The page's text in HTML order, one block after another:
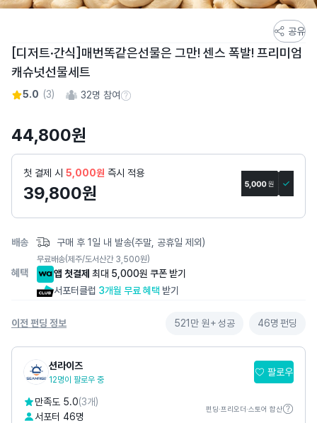
토
어
스
토
상
공유
[디저트·간식]매번똑같은선물은 그만! 센스 폭발! 프리미엄
캐슈넛선물세트
5.0 (3) 32명 참여참여 수 정보
44,800원
첫 결제 시 5,000원 즉시 적용
39,800원
배송 구매 후 1일 내 발송(주말, 공휴일 제외)
무료배송(제주/도서산간 3,500원)
혜택 앱 첫결제 최대 5,000원 쿠폰 받기
서포터클럽 3개월 무료 혜택 받기
이전 펀딩 정보 521만 원+성공 46명 펀딩
션라이즈
12명이 팔로우 중
팔로우
만족도 5.0(3개)
서포터 46명
펀딩·프리오더·스토어 합산